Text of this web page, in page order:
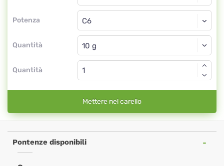
Potenza
Globuli
C6
Quantità
Globuli
Quantità
Mettere nel carello
Pontenze disponibili